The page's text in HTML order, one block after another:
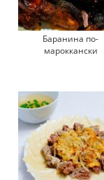
Баранина по-
мароккански